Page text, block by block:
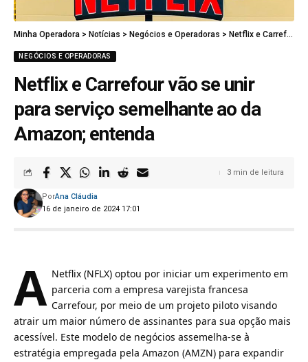
Minha Operadora > Notícias > Negócios e Operadoras > Netflix e Carrefour vão se unir para serviço semelhante ao da Amazon; entenda
NEGÓCIOS E OPERADORAS
Netflix e Carrefour vão se unir
para serviço semelhante ao da
Amazon; entenda
16 de janeiro de 2024 17:01
PorAna Cláudia
3 min de leitura
A Netflix (NFLX) optou por iniciar um experimento em
parceria com a empresa varejista francesa
Carrefour, por meio de um projeto piloto visando
atrair um maior número de assinantes para sua opção mais
acessível. Este modelo de negócios assemelha-se à
estratégia empregada pela Amazon (AMZN) para expandir